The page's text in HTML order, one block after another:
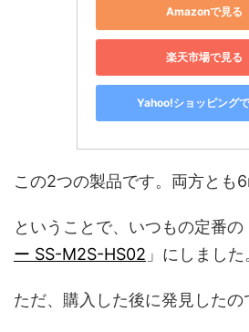
Amazonで見る
楽天市場で見る
Yahoo!ショッピング
この2つの製品です。両方とも
ということで、いつもの定番の
ー SS-M2S-HS02 」にしました
ただ、購入した後に発見したの